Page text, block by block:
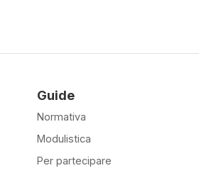
Guide
Normativa
Modulistica
Per partecipare